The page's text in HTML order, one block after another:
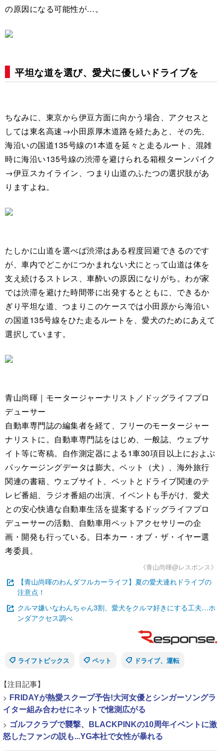
の原因になる可能性が…。
平坦な道を選び、愛犬に優しいドライブを
ちなみに、東京から伊豆方面に向かう場合、アクセスと
しては東名高速→小田原厚木道路を経たあと、その先、
海沿いの国道135号線の1本道を延々と走るルート、混雑
時に海沿い135号線の渋滞を避けられる箱根ターンパイク
→伊豆スカイライン、つまり山道のふたつの選択肢があ
りますよね。
たしかに山道を選べば渋滞はある程度回避できるのです
が、車内でどこかにつかまれない犬にとって山道は体を
支え続けるストレス、車酔いの原因になりがち。わが家
では渋滞を避けた時間帯に出発するとともに、できるか
ぎり平坦な道、つまりこのケースでは小田原から海沿い
の国道135号線をひた走るルートを、愛犬のためにあえて
選択しています。
青山尚暉｜モータージャーナリスト／ドッグライフプロ
デューサー
自動車専門誌の編集者を経て、フリーのモータージャー
ナリストに。自動車専門誌をはじめ、一般誌、ウェブサ
イト等に寄稿。自作測定器による1車30項目以上におよぶ
パッケージングデータは膨大。ペット（犬）、海外旅行
関連の書籍、ウェブサイト、ペットとドライブ関連のテ
レビ番組、ラジオ番組の出演、イベントも手がけ、愛犬
との安心快適な自動車生活を提案するドッグライフプロ
デューサーの活動、自動車用ペットアクセサリーの企
画・開発も行っている。日本カー・オブ・ザ・イヤー選
考委員。
《青山尚暉@レスポンス》
【青山尚暉のわんダフルカーライフ】夏の愛犬連れドライブの
注意点！
クルマ嫌いなわんちゃん3割、愛犬をクルマ好きにする工夫…ホ
ンダアクセス調べ
ライフトピックス ペット ドライブ、運転
【注目記事】
> FRIDAYが熱愛スクープ予告!大河女優とシンガーソングラ
イター組み合わせにネットで憶測広がる
> ゴルフクラブで襲撃、BLACKPINKの10周年イベントに激
怒したファンの説も...YG本社で女性が暴れる